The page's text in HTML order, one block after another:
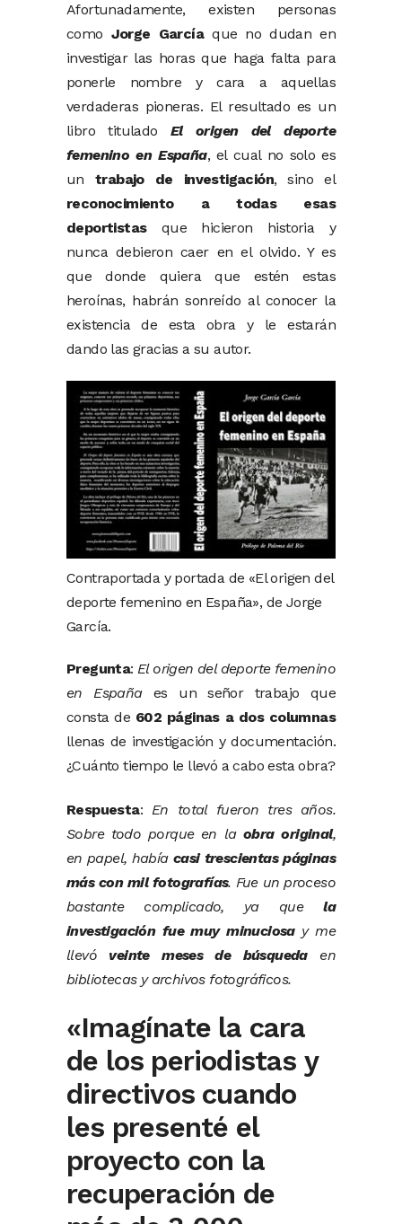
Afortunadamente, existen personas
como Jorge Garcíaque no dudan en
investigar las horas que haga falta para
ponerle nombre y cara a aquellas
verdaderas pioneras. El resultado es un
libro titulado El origen del deporte
femenino en España, el cual no solo es
un trabajo de investigación, sino el
reconocimiento a todas esas
deportistasque hicieron historia y
nunca debieron caer en el olvido. Y es
que donde quiera que estén estas
heroínas, habrán sonreído al conocer la
existencia de esta obra y le estarán
dando las gracias a su autor.
Contraportada y portada de «El origen del
deporte femenino en España», de Jorge
García.
Pregunta:El origen del deporte femenino
en Españaes un señor trabajo que
consta de 602 páginas a dos columnas
llenas de investigación y documentación.
¿Cuánto tiempo le llevó a cabo esta obra?
Respuesta:En total fueron tres años.
Sobre todo porque en laobra original,
en papel, había casi trescientas páginas
más con mil fotografías. Fue un proceso
bastante complicado, ya quela
investigación fue muy minuciosay me
llevó veinte meses de búsquedaen
bibliotecas y archivos fotográficos.
«Imagínate la cara
de los periodistas y
directivos cuando
les presenté el
proyecto con la
recuperación de